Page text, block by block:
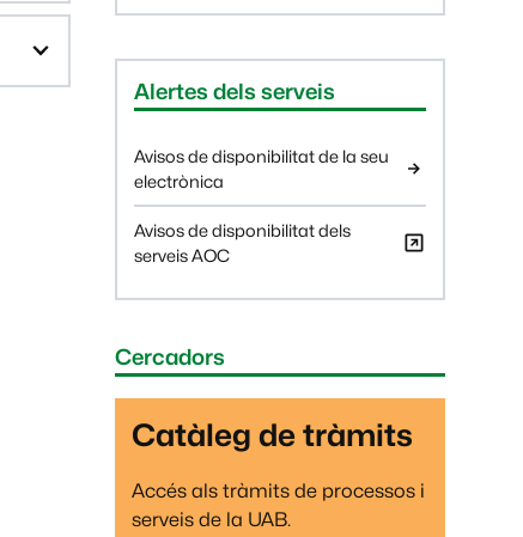
Alertes dels serveis
Avisos de disponibilitat de la seu
electrònica
Avisos de disponibilitat dels
serveis AOC
Cercadors
Catàleg de tràmits
Accés als tràmits de processos i
serveis de la UAB.